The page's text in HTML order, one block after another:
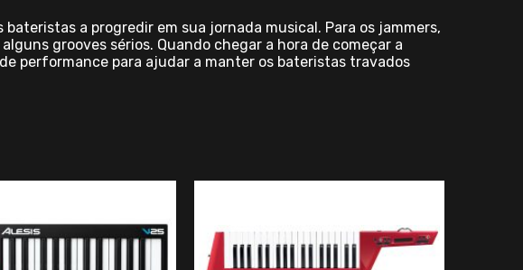
a progredir em sua jornada musical. Para os jammers,
grooves sérios. Quando chegar a hora de começar a
performance para ajudar a manter os bateristas travados